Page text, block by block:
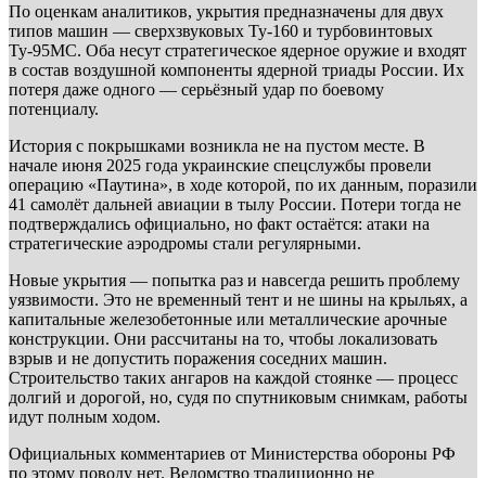
По оценкам аналитиков, укрытия предназначены для двух
типов машин — сверхзвуковых Ту-160 и турбовинтовых
Ту-95МС. Оба несут стратегическое ядерное оружие и входят
в состав воздушной компоненты ядерной триады России. Их
потеря даже одного — серьёзный удар по боевому
потенциалу.
История с покрышками возникла не на пустом месте. В
начале июня 2025 года украинские спецслужбы провели
операцию «Паутина», в ходе которой, по их данным, поразили
41 самолёт дальней авиации в тылу России. Потери тогда не
подтверждались официально, но факт остаётся: атаки на
стратегические аэродромы стали регулярными.
Новые укрытия — попытка раз и навсегда решить проблему
уязвимости. Это не временный тент и не шины на крыльях, а
капитальные железобетонные или металлические арочные
конструкции. Они рассчитаны на то, чтобы локализовать
взрыв и не допустить поражения соседних машин.
Строительство таких ангаров на каждой стоянке — процесс
долгий и дорогой, но, судя по спутниковым снимкам, работы
идут полным ходом.
Официальных комментариев от Министерства обороны РФ
по этому поводу нет. Ведомство традиционно не